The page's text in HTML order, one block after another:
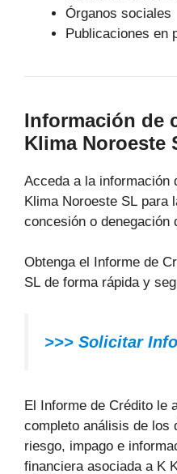
Órganos sociales
Publicaciones en
Información de
Klima Noroeste
Acceda a la información
Klima Noroeste SL para
concesión o denegación
Obtenga el Informe de
SL de forma rápida y
>>> Solicitar
El Informe de Crédito le
completo análisis de los
riesgo, impago e
financiera asociada a K